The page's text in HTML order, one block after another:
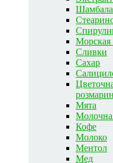
Шамбала
Морская
Сливки
Сахар
Мята
Кофе
Молоко
Ментол
Мед